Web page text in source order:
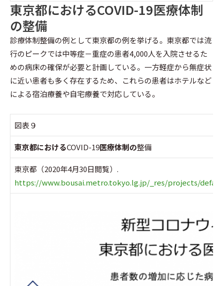
東京都におけるCOVID-19医療体制
の整備
診療体制整備の例として東京都の例を挙げる。東京都では流
行のピークでは中等症－重症の患者4,000人を入院させるた
めの病床の確保が必要と計画している。一方軽症から無症状
に近い患者も多く存在するため、これらの患者はホテルなど
による宿泊療養や自宅療養で対応している。
図表９
東京都におけるCOVID-19医療体制の整備
東京都（2020年4月30日閲覧）.
https://www.bousai.metro.tokyo.lg.jp/_res/projects/